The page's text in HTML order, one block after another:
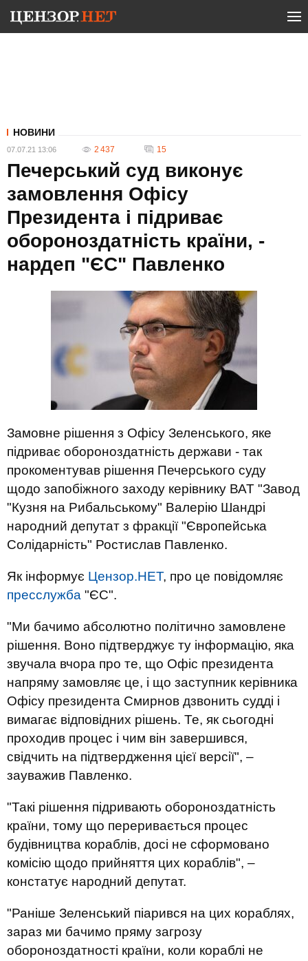
НОВИНИ
07.07.21 13:06 2 437 15
Печерський суд виконує
замовлення Офісу
Президента і підриває
обороноздатність країни, -
нардеп "ЄС" Павленко
Замовне рішення з Офісу Зеленського, яке
підриває обороноздатність держави - так
прокоментував рішення Печерського суду
щодо запобіжного заходу керівнику ВАТ "Завод
"Кузня на Рибальському" Валерію Шандрі
народний депутат з фракції "Європейська
Солідарність" Ростислав Павленко.
Як інформує Цензор.НЕТ, про це повідомляє
пресслужба "ЄС".
"Ми бачимо абсолютно політично замовлене
рішення. Воно підтверджує ту інформацію, яка
звучала вчора про те, що Офіс президента
напряму замовляє це, і що заступник керівника
Офісу президента Смирнов дзвонить судді і
вимагає відповідних рішень. Те, як сьогодні
проходив процес і чим він завершився,
свідчить на підтвердження цієї версії", –
зауважив Павленко.
"Такі рішення підривають обороноздатність
країни, тому що переривається процес
будівництва кораблів, досі не сформовано
комісію щодо прийняття цих кораблів", –
констатує народний депутат.
"Раніше Зеленський піарився на цих кораблях,
зараз ми бачимо пряму загрозу
обороноздатності країни, коли кораблі не